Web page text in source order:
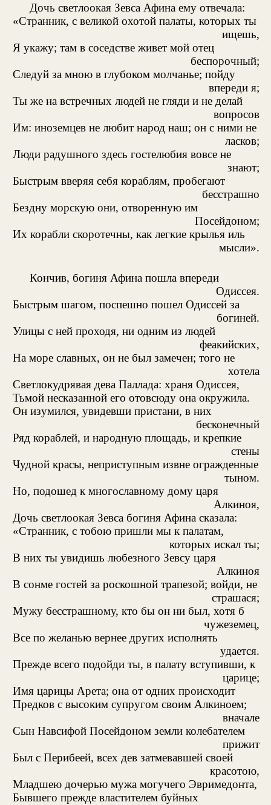
Дочь светлоокая Зевса Афина ему отвечала:
«Странник, с великой охотой палаты, которых ты
ищешь,
Я укажу; там в соседстве живет мой отец
беспорочный;
Следуй за мною в глубоком молчанье; пойду
впереди я;
Ты же на встречных людей не гляди и не делай
вопросов
Им: иноземцев не любит народ наш; он с ними не
ласков;
Люди радушного здесь гостелюбия вовсе не
знают;
Быстрым вверяя себя кораблям, пробегают
бесстрашно
Бездну морскую они, отворенную им
Посейдоном;
Их корабли скоротечны, как легкие крылья иль
мысли».
Кончив, богиня Афина пошла впереди
Одиссея.
Быстрым шагом, поспешно пошел Одиссей за
богиней.
Улицы с ней проходя, ни одним из людей
феакийских,
На море славных, он не был замечен; того не
хотела
Светлокудрявая дева Паллада: храня Одиссея,
Тьмой несказанной его отовсюду она окружила.
Он изумился, увидевши пристани, в них
бесконечный
Ряд кораблей, и народную площадь, и крепкие
стены
Чудной красы, неприступным извне огражденные
тыном.
Но, подошед к многославному дому царя
Алкиноя,
Дочь светлоокая Зевса богиня Афина сказала:
«Странник, с тобою пришли мы к палатам,
которых искал ты;
В них ты увидишь любезного Зевсу царя
Алкиноя
В сонме гостей за роскошной трапезой; войди, не
страшася;
Мужу бесстрашному, кто бы он ни был, хотя б
чужеземец,
Все по желанью вернее других исполнять
удается.
Прежде всего подойди ты, в палату вступивши, к
царице;
Имя царицы Арета; она от одних происходит
Предков с высоким супругом своим Алкиноем;
вначале
Сын Навсифой Посейдоном земли колебателем
прижит
Был с Перибеей, всех дев затмевавшей своей
красотою,
Младшею дочерью мужа могучего Эвримедонта,
Бывшего прежде властителем буйных